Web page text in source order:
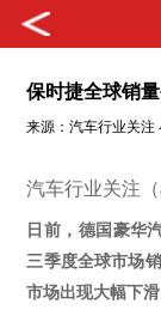
保时捷全球销
来源：汽车行业关注
汽车行业关注
日前，德国豪华
三季度全球市场
市场出现大幅下滑